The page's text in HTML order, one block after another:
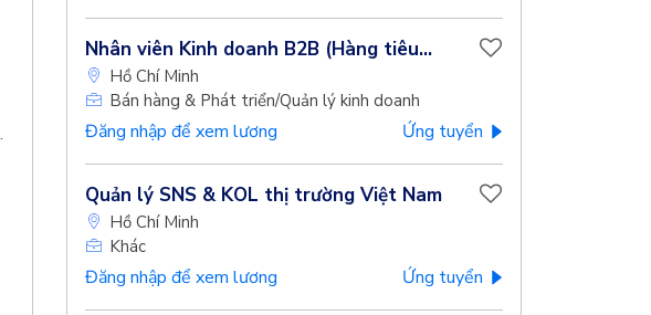
Nhân viên Kinh doanh B2B (Hàng tiêu...
Hồ Chí Minh
Bán hàng & Phát triển/Quản lý kinh doanh
Đăng nhập để xem lương Ứng tuyển
Quản lý SNS & KOL thị trường Việt Nam
Hồ Chí Minh
Khác
Đăng nhập để xem lương Ứng tuyển